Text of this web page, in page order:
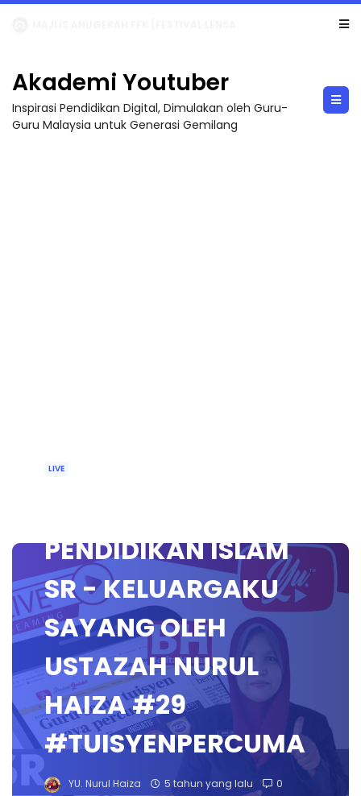
Akademi Youtuber
Inspirasi Pendidikan Digital, Dimulakan oleh Guru-
Guru Malaysia untuk Generasi Gemilang
LIVE
PENDIDIKAN ISLAM
SR - KELUARGAKU
SAYANG OLEH
USTAZAH NURUL
HAIZA #29
#TUISYENPERCUMA
YU. Nurul Haiza 5 tahun yang lalu 0